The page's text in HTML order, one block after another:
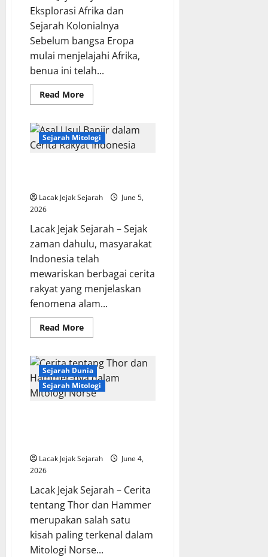
Eksplorasi Afrika dan
Sejarah Kolonialnya
Sebelum bangsa Eropa
mulai menjelajahi Afrika,
benua ini telah...
Read MoreRead
more
Afrika
dan
Sejarah
Kolonialnya
Rebutan
Dunia
Sejarah Mitologi
Lacak Jejak Sejarah
June 5,
2026
Lacak Jejak Sejarah – Sejak
zaman dahulu, masyarakat
Indonesia telah
mewariskan berbagai cerita
rakyat yang menjelaskan
fenomena alam...
Read MoreRead
more
Usul
Banjir
dalam
Cerita
Rakyat
Sejarah Dunia
Sejarah Mitologi
Lacak Jejak Sejarah
June 4,
2026
Lacak Jejak Sejarah – Cerita
tentang Thor dan Hammer
merupakan salah satu
kisah paling terkenal dalam
Mitologi Norse...